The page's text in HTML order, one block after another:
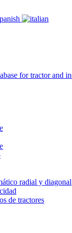
radial y diagonal
de tractores